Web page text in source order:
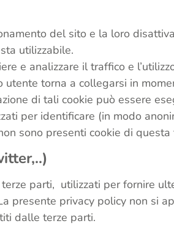
del sito e la loro
utilizzabile.
e analizzare il traffico e
utente torna a collegarsi in
di tali cookie può essere
per identificare (in modo
sono presenti cookie di
parti, utilizzati per fornire
presente privacy policy non si
dalle terze parti.